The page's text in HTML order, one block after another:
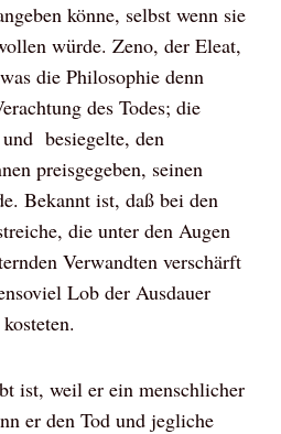
könne, selbst wenn sie
würde. Zeno, der Eleat,
die Philosophie denn
des Todes; die
besiegelte, den
preisgegeben, seinen
Bekannt ist, daß bei den
die unter den Augen
Verwandten verschärft
Lob der Ausdauer
ist, weil er ein menschlicher
er den Tod und jegliche